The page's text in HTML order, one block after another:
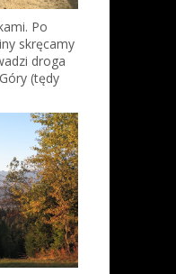
Po
skręcamy
droga
(tędy